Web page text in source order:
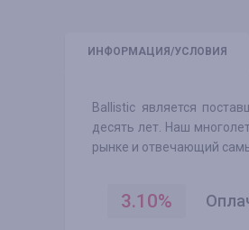
ИНФО РМАЦИЯ/УСЛОВИЯ
Ballistic является
десять лет. Наш
рынке и отвечающий
3.10%